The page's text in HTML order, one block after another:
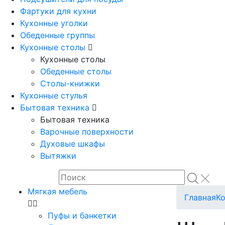
Фартуки для кухни
Кухонные уголки
Обеденные группы
Кухонные столы
Кухонные столы
Обеденные столы
Столы-книжки
Кухонные стулья
Бытовая техника
Бытовая техника
Варочные поверхности
Духовые шкафы
Вытяжки
Мягкая мебель
Пуфы и банкетки
Главная